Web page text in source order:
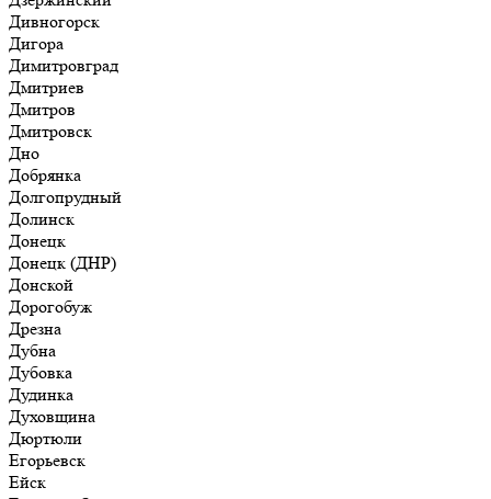
Дивногорск
Дигора
Димитровград
Дмитриев
Дмитров
Дмитровск
Дно
Добрянка
Долгопрудный
Долинск
Донецк
Донецк (ДНР)
Донской
Дорогобуж
Дрезна
Дубна
Дубовка
Дудинка
Духовщина
Дюртюли
Егорьевск
Ейск